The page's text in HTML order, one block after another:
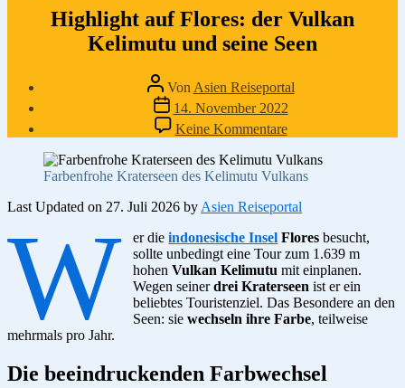
Highlight auf Flores: der Vulkan
Kelimutu und seine Seen
Beitragsautor
Von Asien Reiseportal
Veröffentlichungsdatum
14. November 2022
Keine Kommentarezu
Highlight
auf
Flores:
Vulkan
und
seine
Seen
Farbenfrohe Kraterseen des Kelimutu Vulkans
Last Updated on 27. Juli 2026 by Asien Reiseportal
W er dieindonesische Insel Flores besucht,
sollte unbedingt eine Tour zum 1.639 m
hohenVulkan Kelimutu mit einplanen.
Wegen seinerdrei Kraterseen ist er ein
beliebtes Touristenziel. Das Besondere an den
Seen: siewechseln ihre Farbe, teilweise
mehrmals pro Jahr.
Die beeindruckenden Farbwechsel